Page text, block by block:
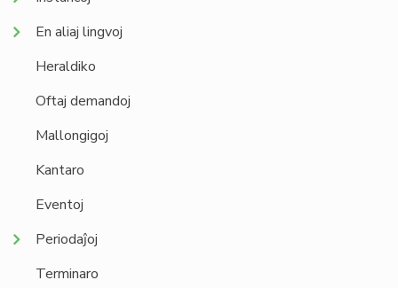
En aliaj lingvoj
Heraldiko
Oftaj demandoj
Mallongigoj
Kantaro
Eventoj
Periodaĵoj
Terminaro